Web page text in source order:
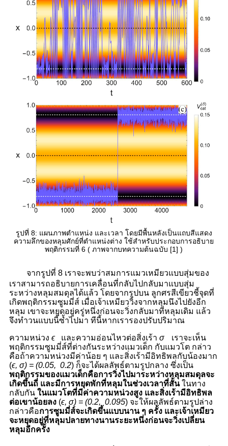
รูปที่ 8: แผนภาพตำแหน่ง และเวลา โดยมีพื้นหลังเป็นแถบสีแสดง
ความลึกของหลุมศักย์ที่ตำแหน่งต่าง ใช้สำหรับประกอบการอธิบาย
พฤติกรรมที่ 6 ( ภาพจากบทความต้นฉบับ [1] )
จากรูปที่ 8 เราจะพบว่าสมการแมวเหมียวแบบสุ่มของ
เราสามารถอธิบายการเคลื่อนที่กลับไปกลับมาแบบสุ่ม
ระหว่างหลุมสมดุลได้แล้ว โดยจากรูปบน ลูกศรสีเขียวชี้จุดที่
เกิดพฤติกรรมซูมมี่ส์ เมื่อเจ้าเหมียววิ่งจากหลุมนึงไปยังอีก
หลุม เขาจะหยุดอยู่ครู่หนึ่งก่อนจะวิ่งกลับมาที่หลุมเดิม แล้ว
จึงทำวนแบบนี้ซ้ำไปมา ทีนี้หากเรารองปรับปริมาณ
ความหน่วง ϵ และความอ่อนไหวต่อสิ่งเร้า σ
เราจะเห็น
พฤติกรรมซูมมี่ส์ที่ต่างกันระหว่างแมวเด็ก กับแมวโต กล่าว
คือถ้าความหน่วงมีค่าน้อย ๆ และสิ่งเร้ามีอิทธิพลกับน้องมาก
(ϵ, σ) = (0.05, 0.2) ก็จะได้ผลลัพธ์ตามรูปกลาง ซึ่งเป็น
พฤติกรรมของแมวเด็กคือการวิ่งไปมาระหว่างหลุมสมดุลจะ
เกิดขึ้นถี่ และมีการหยุดพักที่หลุมในช่วงเวลาที่สั้นในทาง
กลับกัน ในแมวโตที่มีค่าความหน่วงสูง และสิ่งเร้ามีอิทธิพล
ต่อเขาน้อยลง (ϵ, σ) = (0.2, 0.095) จะให้ผลลัพธ์ตามรูปล่าง
กล่าวคือการซูมมี่ส์จะเกิดขึ้นแบบนาน ๆ ครั้ง และเจ้าเหมียว
จะหยุดอยู่ที่หลุมปลายทางนานระยะหนึ่งก่อนจะวิ่งเปลี่ยน
หลุมอีกครั้ง